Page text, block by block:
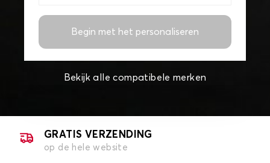
Begin met het personaliseren
Bekijk alle compatibele merken
GRATIS VERZENDING
op de hele website